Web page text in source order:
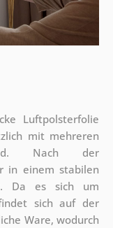
Luftpolsterfolie
mit mehreren
Nach der
in einem stabilen
Da es sich um
sich auf der
Ware, wodurch